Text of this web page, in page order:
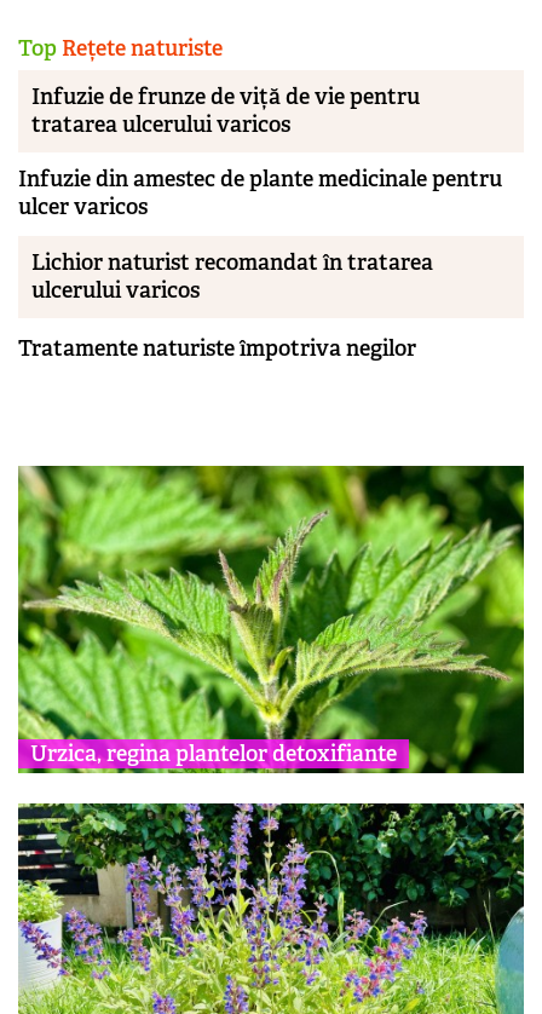
Top Rețete naturiste
Infuzie de frunze de viță de vie pentru
tratarea ulcerului varicos
Infuzie din amestec de plante medicinale pentru
ulcer varicos
Lichior naturist recomandat în tratarea
ulcerului varicos
Tratamente naturiste împotriva negilor
Urzica, regina plantelor detoxifiante